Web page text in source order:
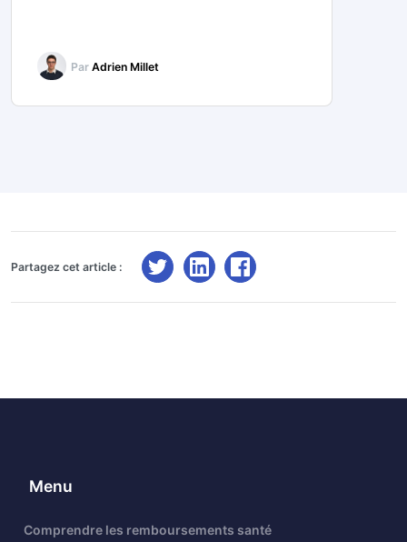
Par Adrien Millet
Partagez cet article :
Menu
Comprendre les remboursements santé